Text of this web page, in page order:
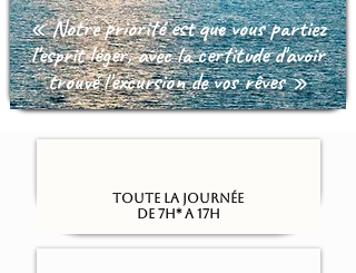
« Notre priorité est que vous partiez
l'esprit léger, avec la certitude d'avoir
trouvé l'excursion de vos rêves »
Toute la journée
De 7h* a 17h